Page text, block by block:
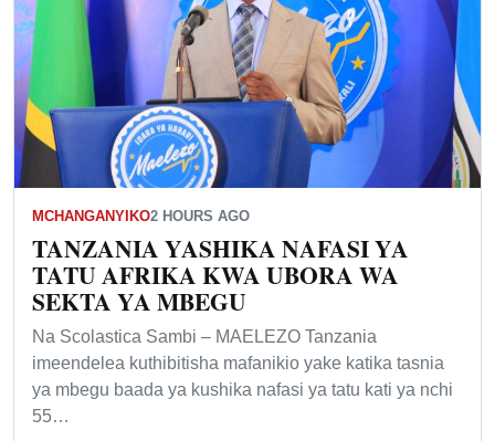
MCHANGANYIKO2 HOURS AGO
TANZANIA YASHIKA NAFASI YA
TATU AFRIKA KWA UBORA WA
SEKTA YA MBEGU
Na Scolastica Sambi – MAELEZO Tanzania
imeendelea kuthibitisha mafanikio yake katika tasnia
ya mbegu baada ya kushika nafasi ya tatu kati ya nchi
55…